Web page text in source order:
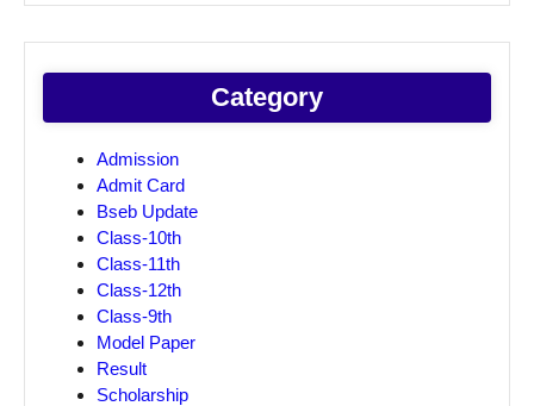
Category
Admission
Admit Card
Bseb Update
Class-10th
Class-11th
Class-12th
Class-9th
Model Paper
Result
Scholarship